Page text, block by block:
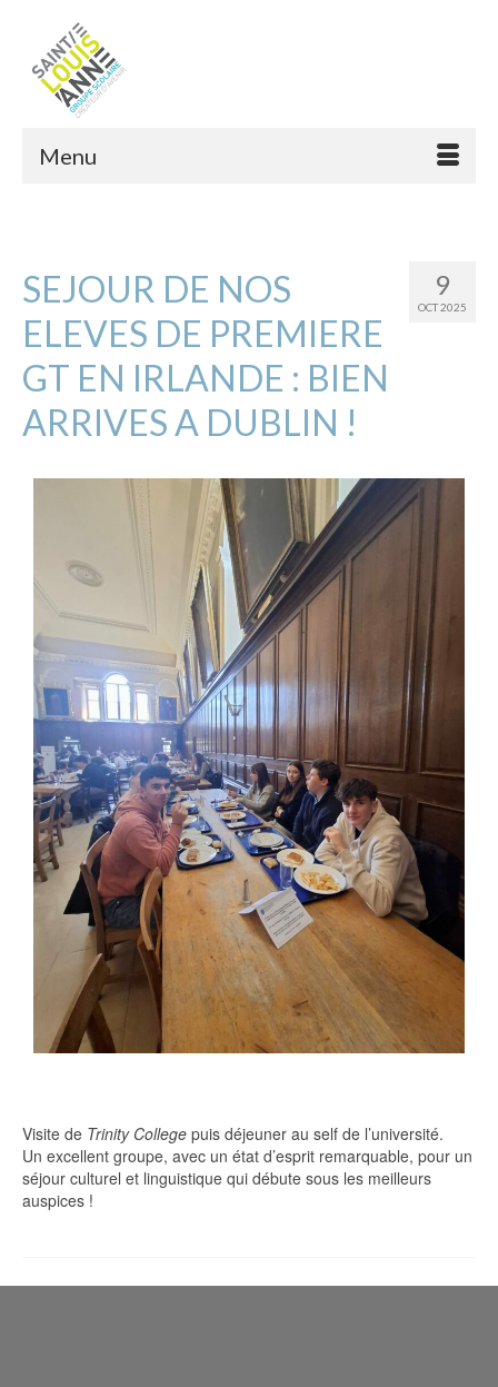
Menu
9
OCT 2025
SEJOUR DE NOS
ELEVES DE PREMIERE
GT EN IRLANDE : BIEN
ARRIVES A DUBLIN !
Visite de Trinity College puis déjeuner au self de l’université.
Un excellent groupe, avec un état d’esprit remarquable, pour un
séjour culturel et linguistique qui débute sous les meilleurs
auspices !